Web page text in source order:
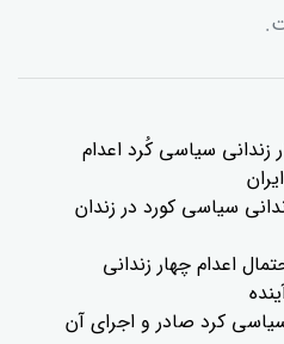
زندانی سیاسی کُرد اعدام
سیاسی کورد در زندان
اعدام چهار زندانی
کرد صادر و اجرای آن